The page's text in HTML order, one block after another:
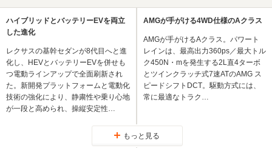
ハイブリッドとバッテリーEVを両立
した進化
レクサスの基幹セダンが8代目へと進
化し、HEVとバッテリーEVを併せも
つ電動ラインアップで全面刷新され
た。新開発プラットフォームと電動化
技術の強化により、静粛性や乗り心地
が一段と高められ、操縦安定性…
AMGが手がける4WD仕様のAクラス
AMGが手がけるAクラス。パワート
レインは、最高出力360ps／最大トル
ク450N・mを発生する2L直4ターボ
とツインクラッチ式7速ATのAMG ス
ピードシフトDCT。駆動方式には、
常に最適なトラク…
もっと見る